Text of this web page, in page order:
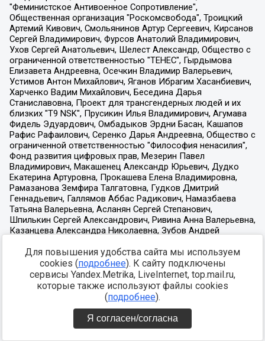
Для повышения удобства сайта мы используем
cookies (подробнее). К сайту подключены
сервисы Yandex.Metrika, LiveInternet, top.mail.ru,
которые также используют файлы cookies
(подробнее).
Я согласен/согласна